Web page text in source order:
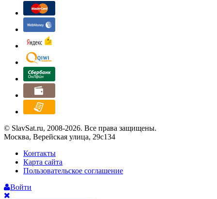
© SlavSat.ru, 2008-2026. Все права защищены.
Москва, Верейская улица, 29с134
Контакты
Карта сайта
Пользовательское соглашение
Войти